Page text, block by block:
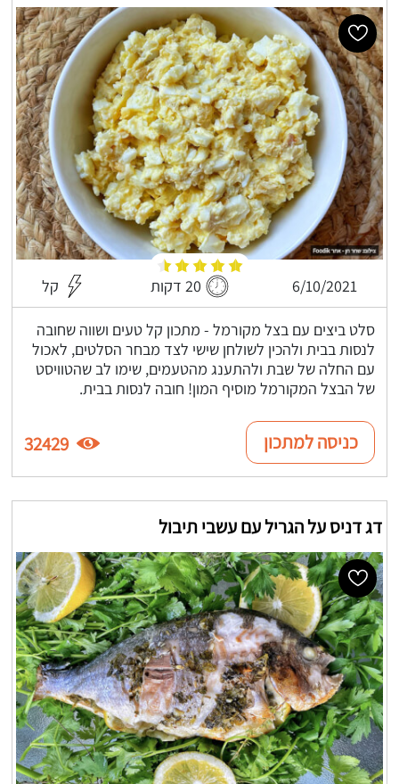
6/10/2021 20 דקות קל
סלט ביצים עם בצל מקורמל - מתכון קל טעים ושווה שחובה
לנסות בבית ולהכין לשולחן שישי לצד מבחר הסלטים, לאכול
עם החלה של שבת ולהתענג מהטעמים, שימו לב שהטוויסט
של הבצל המקורמל מוסיף המון! חובה לנסות בבית.
כניסה למתכון 32429
דג דניס על הגריל עם עשבי תיבול